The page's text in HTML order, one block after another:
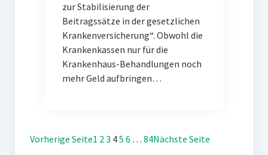
zur Stabilisierung der
Beitragssätze in der gesetzlichen
Krankenversicherung“. Obwohl die
Krankenkassen nur für die
Krankenhaus-Behandlungen noch
mehr Geld aufbringen…
Vorherige Seite1 23 45 6 … 84Nächste Seite